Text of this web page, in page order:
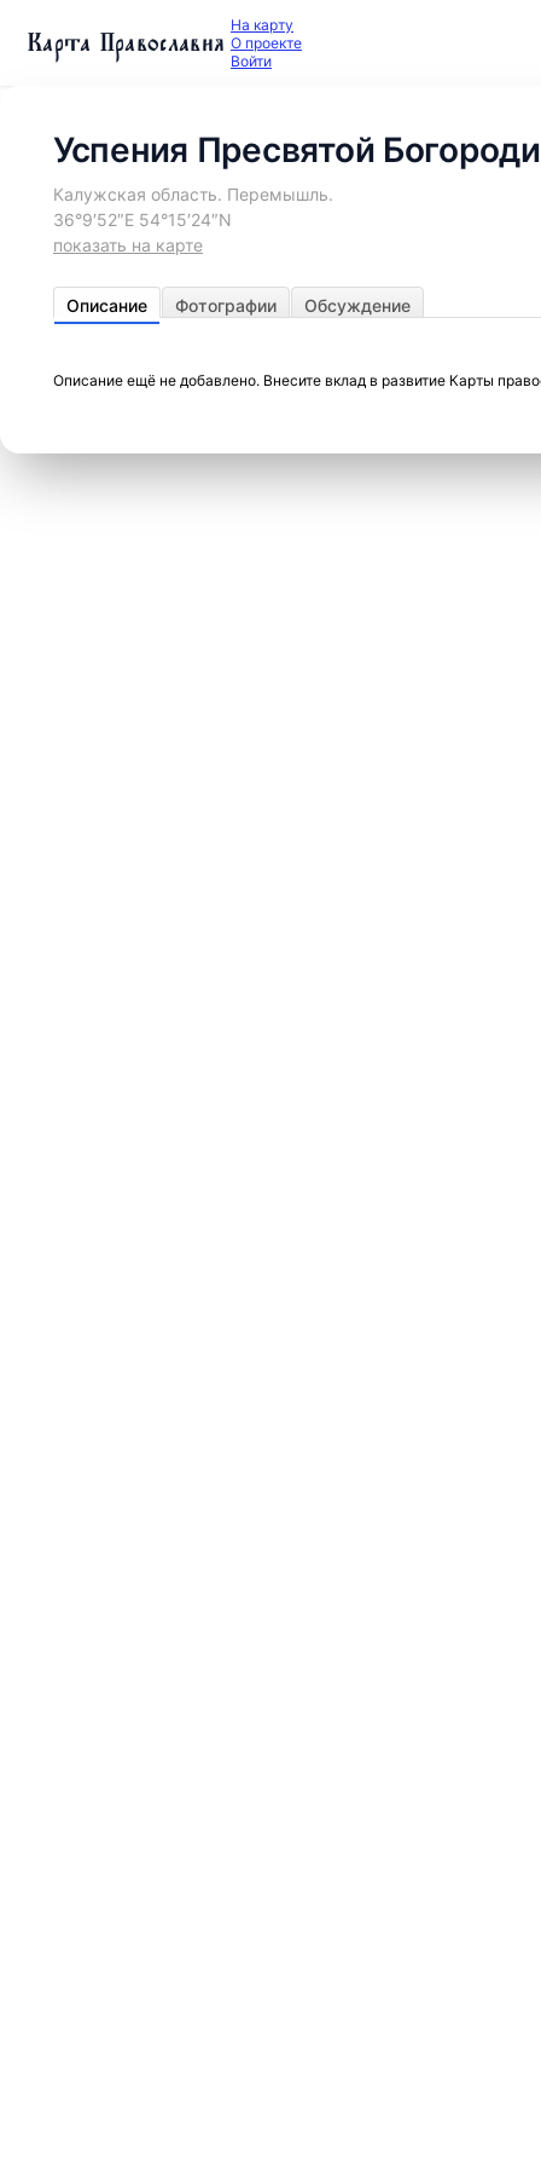
Карта Православия На карту
О проекте
Войти
Успения Пресвятой
Калужская область. Перемышль.
36°9′52″E 54°15′24″N
показать на карте
Описание Фотографии Обсуждение
Описание ещё не добавлено. Внесите вклад в развитие Карты